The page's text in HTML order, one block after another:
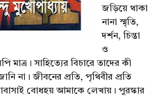
জড়িয়ে থাকা
নানা স্মৃতি,
দর্শন, চিন্তা
ও
মাত্র। সাহিত্যের বিচারে তাদের কী
না। জীবনের প্রতি, পৃথিবীর প্রতি
বোধহয় আমাকে লেখায়। পুরস্কার